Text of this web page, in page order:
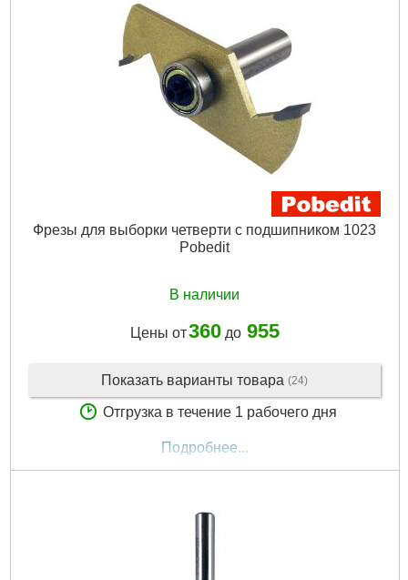
Фрезы для выборки четверти с подшипником 1023
Pobedit
В наличии
Цены от360до 955
Показать варианты товара (24)
Отгрузка в течение 1 рабочего дня
Подробнее...